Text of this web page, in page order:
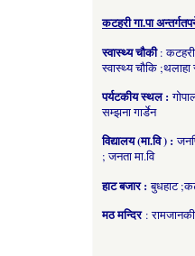
कटहरी गा.पा
स्वास्थ्य चौकी:
स्वास्थ्य चौकि ;थलाहा
पर्यटकीय स्थल :
सम्झना गार्डेन
विद्यालय (मा.वि ) :
; जनता मा.वि
हाट बजार :बुधहाट
मठ मन्दिर :